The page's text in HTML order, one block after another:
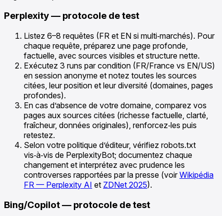
Perplexity — protocole de test
Listez 6–8 requêtes (FR et EN si multi‑marchés). Pour
chaque requête, préparez une page profonde,
factuelle, avec sources visibles et structure nette.
Exécutez 3 runs par condition (FR/France vs EN/US)
en session anonyme et notez toutes les sources
citées, leur position et leur diversité (domaines, pages
profondes).
En cas d’absence de votre domaine, comparez vos
pages aux sources citées (richesse factuelle, clarté,
fraîcheur, données originales), renforcez‑les puis
retestez.
Selon votre politique d’éditeur, vérifiez robots.txt
vis‑à‑vis de PerplexityBot; documentez chaque
changement et interprétez avec prudence les
controverses rapportées par la presse (voirWikipédia
FR — Perplexity AI et ZDNet 2025).
Bing/Copilot — protocole de test